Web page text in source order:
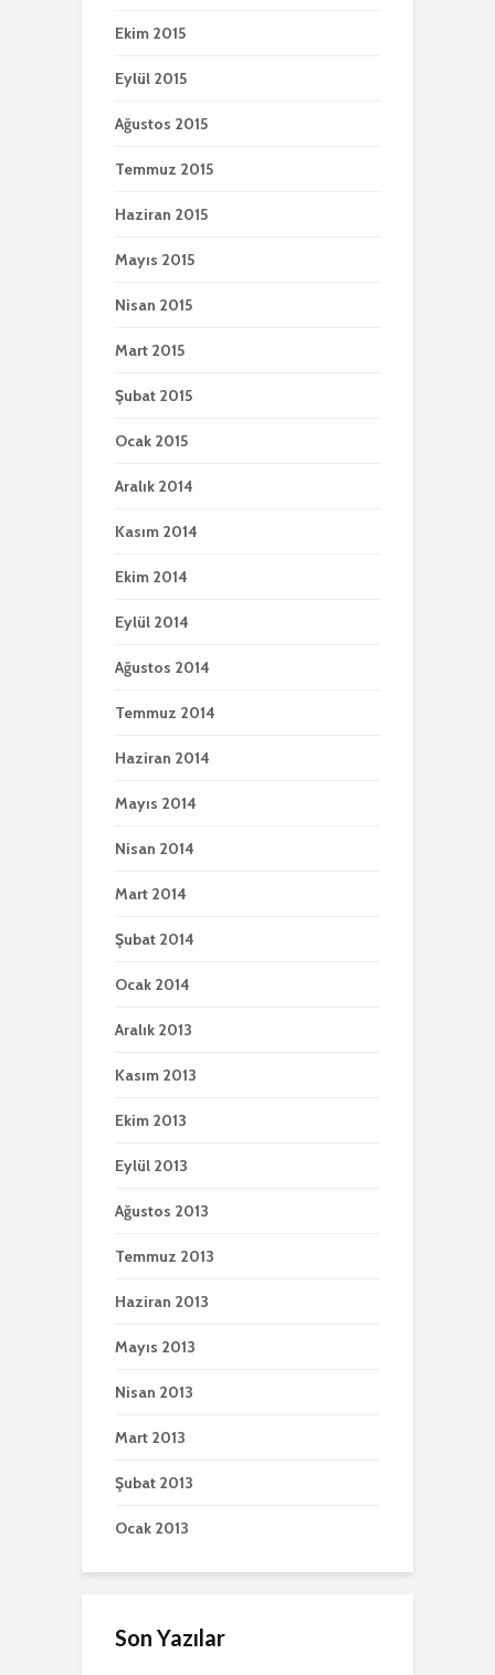
Ekim 2015
Eylül 2015
Ağustos 2015
Temmuz 2015
Haziran 2015
Mayıs 2015
Nisan 2015
Mart 2015
Şubat 2015
Ocak 2015
Aralık 2014
Kasım 2014
Ekim 2014
Eylül 2014
Ağustos 2014
Temmuz 2014
Haziran 2014
Mayıs 2014
Nisan 2014
Mart 2014
Şubat 2014
Ocak 2014
Aralık 2013
Kasım 2013
Ekim 2013
Eylül 2013
Ağustos 2013
Temmuz 2013
Haziran 2013
Mayıs 2013
Nisan 2013
Mart 2013
Şubat 2013
Ocak 2013
Son Yazılar